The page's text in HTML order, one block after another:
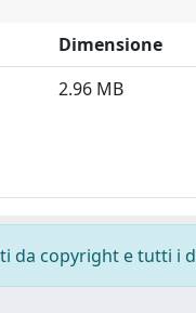
Dimensione
2.96 MB
da copyright e tutti i